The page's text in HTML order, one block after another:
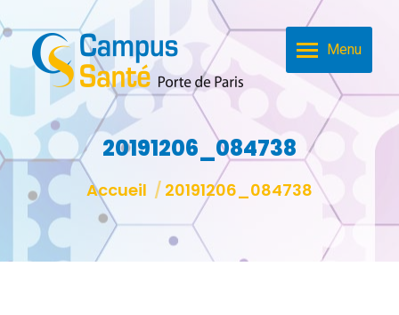
Menu
20191206_084738
Vous êtes ici :
Accueil 20191206_084738